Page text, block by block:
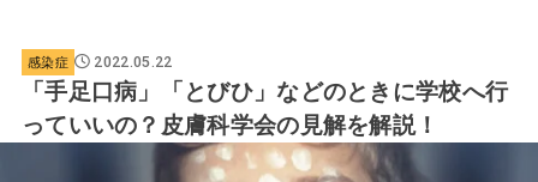
感染症 2022.05.22
「手足口病」「とびひ」などのときに学校へ行
っていいの？皮膚科学会の見解を解説！